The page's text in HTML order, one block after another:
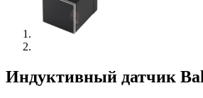
Индуктивный датчик